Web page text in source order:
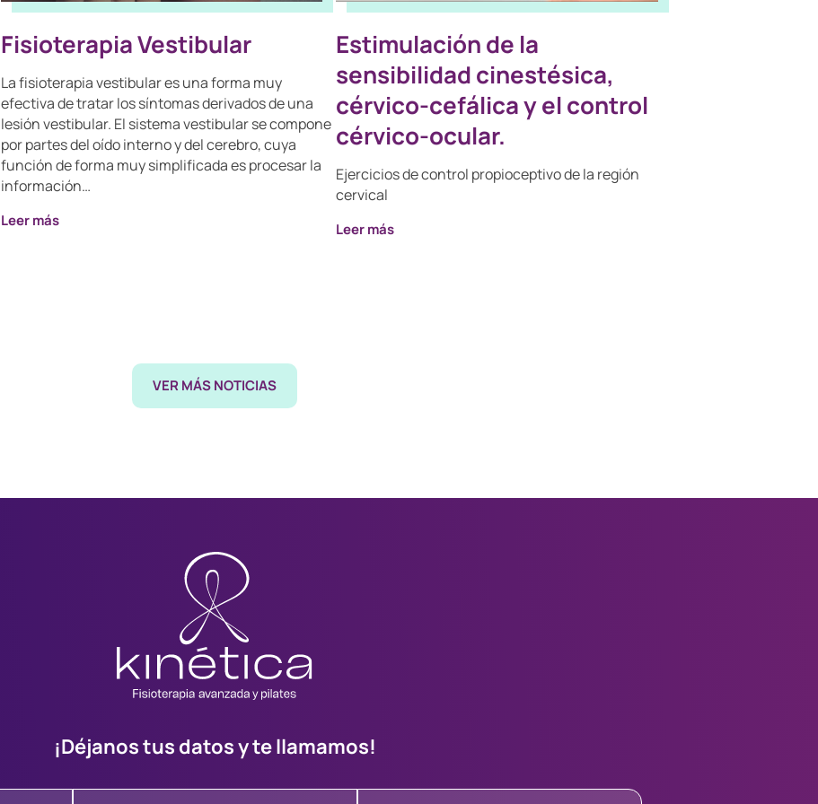
Fisioterapia Vestibular
La fisioterapia vestibular es una forma muy
efectiva de tratar los síntomas derivados de una
lesión vestibular. El sistema vestibular se compone
por partes del oído interno y del cerebro, cuya
función de forma muy simplificada es procesar la
información…
Leer más
Estimulación de la
sensibilidad cinestésica,
cérvico-cefálica y el control
cérvico-ocular.
Ejercicios de control propioceptivo de la región
cervical
Leer más
VER MÁS NOTICIAS
¡Déjanos tus datos y te llamamos!